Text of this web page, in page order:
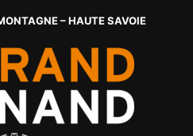
– HAUTE SAVOIE